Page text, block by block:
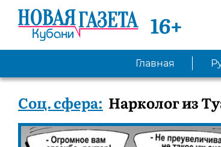
16+
Главная
Соц. сфера: Нарколог из